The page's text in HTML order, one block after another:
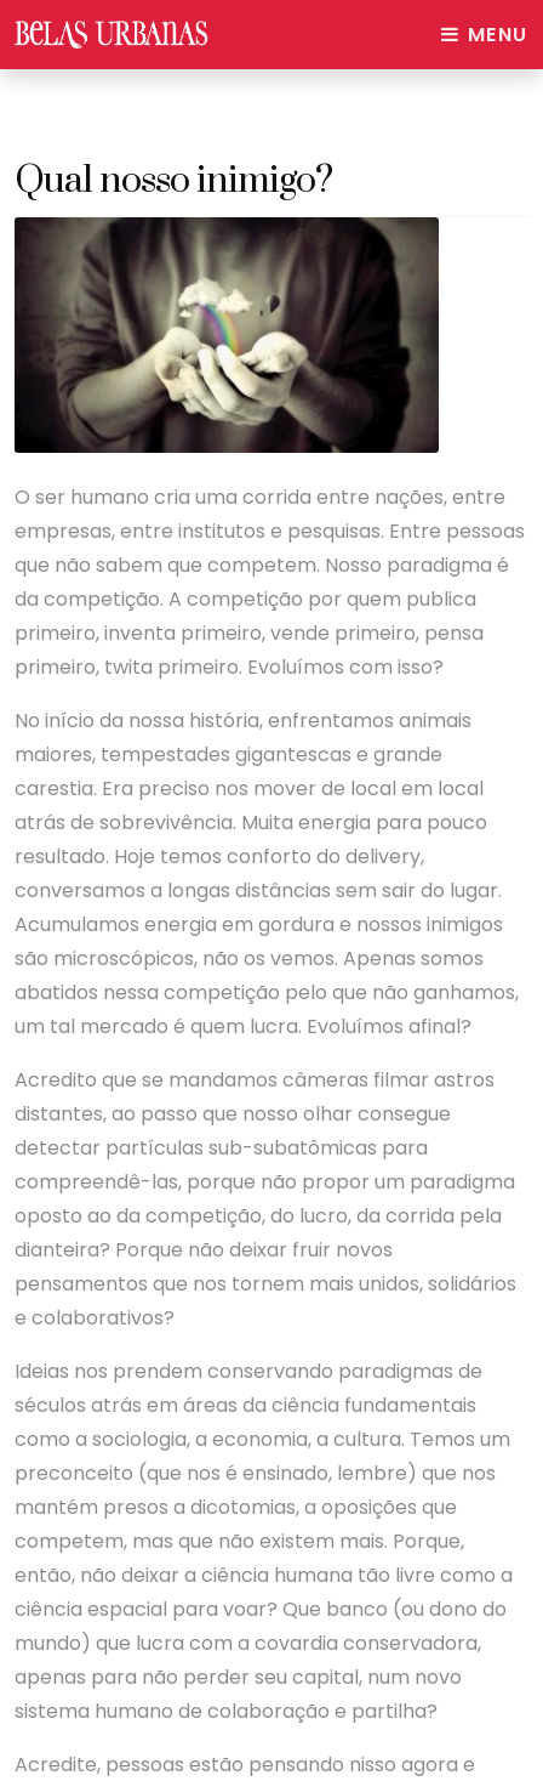
MENU
Qual nosso inimigo?
O ser humano cria uma corrida entre nações, entre
empresas, entre institutos e pesquisas. Entre pessoas
que não sabem que competem. Nosso paradigma é
da competição. A competição por quem publica
primeiro, inventa primeiro, vende primeiro, pensa
primeiro, twita primeiro. Evoluímos com isso?
No início da nossa história, enfrentamos animais
maiores, tempestades gigantescas e grande
carestia. Era preciso nos mover de local em local
atrás de sobrevivência. Muita energia para pouco
resultado. Hoje temos conforto do delivery,
conversamos a longas distâncias sem sair do lugar.
Acumulamos energia em gordura e nossos inimigos
são microscópicos, não os vemos. Apenas somos
abatidos nessa competição pelo que não ganhamos,
um tal mercado é quem lucra. Evoluímos afinal?
Acredito que se mandamos câmeras filmar astros
distantes, ao passo que nosso olhar consegue
detectar partículas sub-subatômicas para
compreendê-las, porque não propor um paradigma
oposto ao da competição, do lucro, da corrida pela
dianteira? Porque não deixar fruir novos
pensamentos que nos tornem mais unidos, solidários
e colaborativos?
Ideias nos prendem conservando paradigmas de
séculos atrás em áreas da ciência fundamentais
como a sociologia, a economia, a cultura. Temos um
preconceito (que nos é ensinado, lembre) que nos
mantém presos a dicotomias, a oposições que
competem, mas que não existem mais. Porque,
então, não deixar a ciência humana tão livre como a
ciência espacial para voar? Que banco (ou dono do
mundo) que lucra com a covardia conservadora,
apenas para não perder seu capital, num novo
sistema humano de colaboração e partilha?
Acredite, pessoas estão pensando nisso agora e